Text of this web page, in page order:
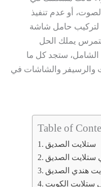
أو عدم تنفيذ
لتركيب حامل شاشة
يملك الحل
الشامل، ستجد كل ما
والرسيفر والشاشات في
Table of
ستلايت الصديق
ستلايت الصديق
هندي الصديق
ستلايت الكويت